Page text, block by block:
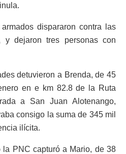
dispararon contra las
y dejaron tres personas con
detuvieron a Brenda, de 45
en e km 82.8 de la Ruta
a San Juan Alotenango,
consigo la suma de 345 mil
ilícita.
PNC capturó a Mario, de 38